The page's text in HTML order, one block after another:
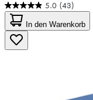
5.0 (43)
5.0
von
5
Sternen.
43
In den Warenkorb